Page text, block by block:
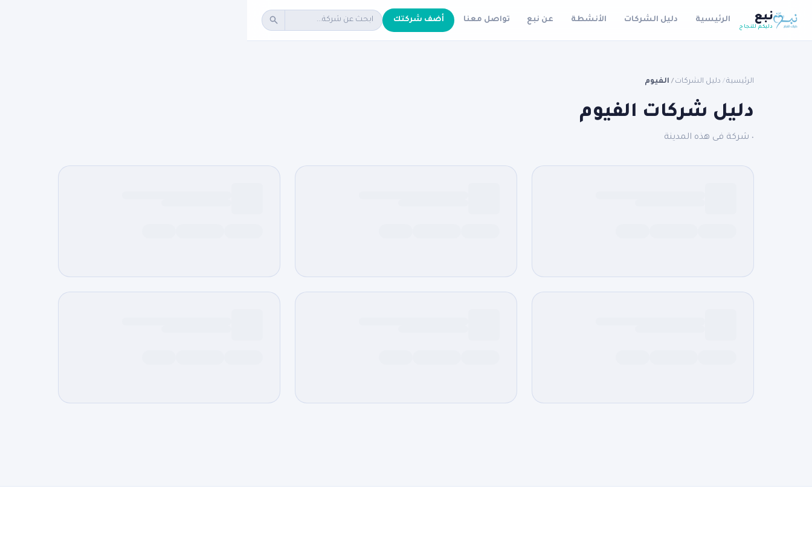
نبع
دليكم للنجاح
الرئيسية دليل الشركات الأنشطة عن نبع تواصل معنا أضف شركتك
الرئيسية/ دليل الشركات / الفيوم
دليل شركات الفيوم
٠ شركة فى هذه المدينة